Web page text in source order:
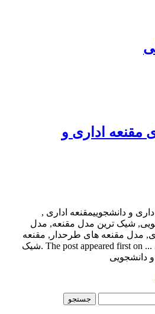
اداری و
و دانشجوییمقنعه اداری ,
شیک ترین مدل مقنعه, مدل
مدل مقنعه های طرحدار, مقنعه
دانشجویی, مقنعه دانشجویی ... The post appeared first on .شیک
دانشجویی